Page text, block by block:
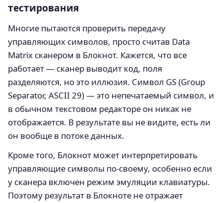
тестирования
Многие пытаются проверить передачу
управляющих символов, просто считав Data
Matrix сканером в Блокнот. Кажется, что все
работает — сканер выводит код, поля
разделяются, но это иллюзия. Символ GS (Group
Separator, ASCII 29) — это непечатаемый символ, и
в обычном текстовом редакторе он никак не
отображается. В результате вы не видите, есть ли
он вообще в потоке данных.
Кроме того, Блокнот может интерпретировать
управляющие символы по‑своему, особенно если
у сканера включен режим эмуляции клавиатуры.
Поэтому результат в Блокноте не отражает